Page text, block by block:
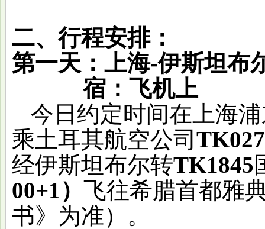
二、行程安排：
第一天：上海-伊斯坦
宿：飞机上
今日约定时间在上海
乘土耳其航空公司 TK027
经伊斯坦布尔转TK1845
00+1） 飞往希腊首都雅
书》为准）。